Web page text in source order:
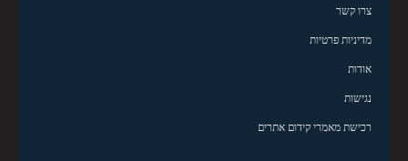
צרו קשר
מדיניות פרטיות
אודות
נגישות
רכישת מאמרי קידום אתרים